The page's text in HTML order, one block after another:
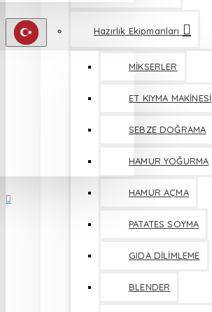
Hazırlık Ekipmanları
MİKSERLER
ET KIYMA MAKİNESİ
SEBZE DOĞRAMA
HAMUR YOĞURMA
HAMUR AÇMA
PATATES SOYMA
GIDA DİLİMLEME
BLENDER